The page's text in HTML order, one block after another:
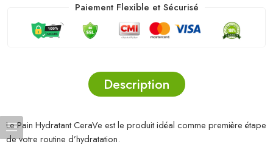
Paiement Flexible et Sécurisé
Description
Le Pain Hydratant CeraVe est le produit idéal comme première étape
de votre routine d’hydratation.